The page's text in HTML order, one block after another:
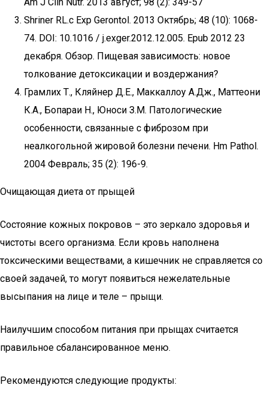
Shriner RL.c Exp Gerontol. 2013 Октябрь; 48 (10): 1068-
74. DOI: 10.1016 / j.exger.2012.12.005. Epub 2012 23
декабря. Обзор. Пищевая зависимость: новое
толкование детоксикации и воздержания?
Грамлих Т., Кляйнер Д.Е., Маккаллоу А.Дж., Маттеони
К.А., Бопараи Н., Юноси З.М. Патологические
особенности, связанные с фиброзом при
неалкогольной жировой болезни печени. Hm Pathol.
2004 Февраль; 35 (2): 196-9.
Очищающая диета от прыщей
Состояние кожных покровов – это зеркало здоровья и
чистоты всего организма. Если кровь наполнена
токсическими веществами, а кишечник не справляется со
своей задачей, то могут появиться нежелательные
высыпания на лице и теле – прыщи.
Наилучшим способом питания при прыщах считается
правильное сбалансированное меню.
Рекомендуются следующие продукты: